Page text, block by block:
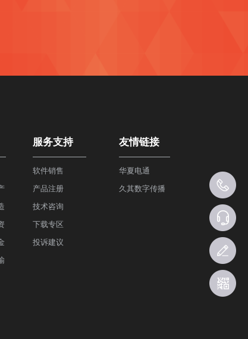
服务支持
软件销售
产品注册
技术咨询
下载专区
投诉建议
友情链接
华夏电通
久其数字传播